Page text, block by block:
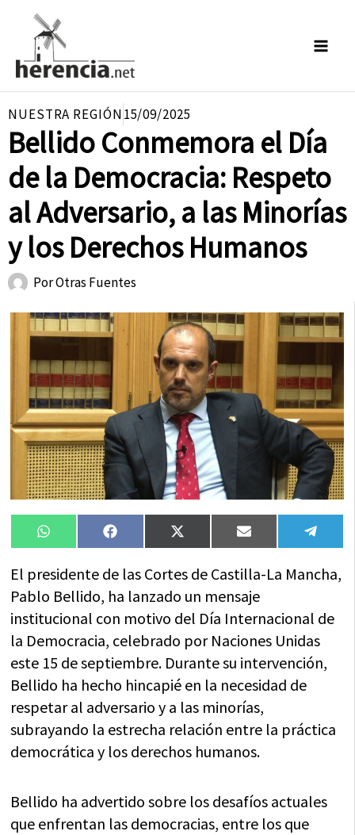
contenido
NUESTRA REGIÓN15/09/2025
Bellido Conmemora el Día
de la Democracia: Respeto
al Adversario, a las Minorías
y los Derechos Humanos
PorOtras Fuentes
Compartir
en
WhatsAppCompartir
en
FacebookCompartir
en
X
(Twitter)
Compartir
en
Email
en
El presidente de las Cortes de Castilla-La Mancha,
Pablo Bellido, ha lanzado un mensaje
institucional con motivo del Día Internacional de
la Democracia, celebrado por Naciones Unidas
este 15 de septiembre. Durante su intervención,
Bellido ha hecho hincapié en la necesidad de
respetar al adversario y a las minorías,
subrayando la estrecha relación entre la práctica
democrática y los derechos humanos.
Bellido ha advertido sobre los desafíos actuales
que enfrentan las democracias, entre los que